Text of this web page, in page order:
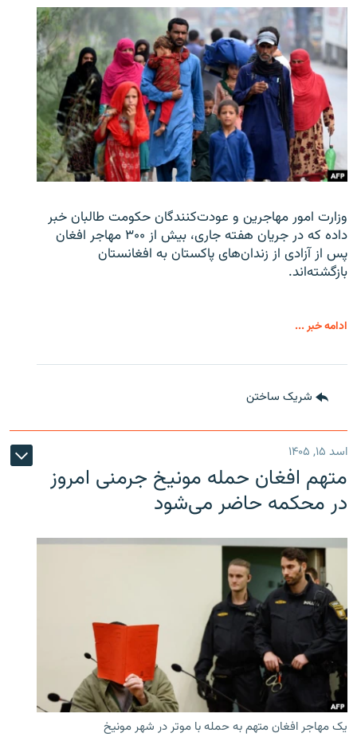
وزارت امور مهاجرین و عودت‌کنندگان حکومت طالبان خبر
داده که در جریان هفته جاری، بیش از ۳۰۰ مهاجر افغان
پس از آزادی از زندان‌های پاکستان به افغانستان
بازگشته‌اند.
ادامه خبر ...
شریک ساختن
اسد ۱۵, ۱۴۰۵
متهم افغان حمله مونیخ جرمنی امروز
در محکمه حاضر می‌شود
یک مهاجر افغان متهم به حمله با موتر در شهر مونیخ